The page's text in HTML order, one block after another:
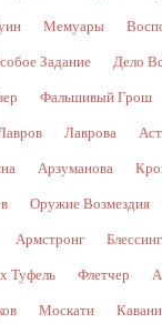
Мемуары
Задание Дело
Фальшивый Грош
Лаврова
Арзуманова
Оружие Возмездия
Армстронг
Туфель Флетчер
Москати Кавани